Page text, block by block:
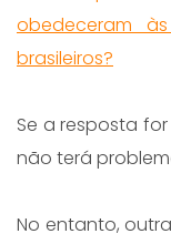
obedeceram
brasileiros?
Se a resposta
não terá
No entanto,